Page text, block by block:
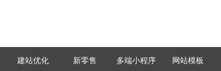
建站优化 新零售 多端小程序 网站模板